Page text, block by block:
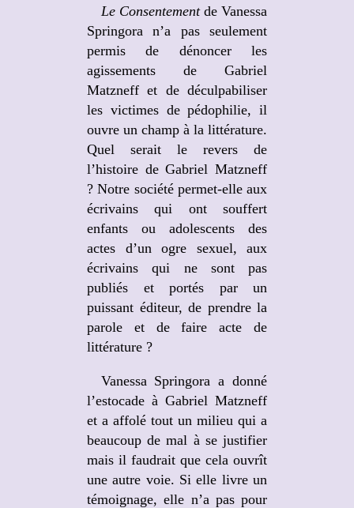
Le Consentementde Vanessa
Springora n’a pas seulement
permis de dénoncer les
agissements de Gabriel
Matzneff et de déculpabiliser
les victimes de pédophilie, il
ouvre un champ à la littérature.
Quel serait le revers de
l’histoire de Gabriel Matzneff
? Notre société permet-elle aux
écrivains qui ont souffert
enfants ou adolescents des
actes d’un ogre sexuel, aux
écrivains qui ne sont pas
publiés et portés par un
puissant éditeur, de prendre la
parole et de faire acte de
littérature ?
Vanessa Springora a donné
l’estocade à Gabriel Matzneff
et a affolé tout un milieu qui a
beaucoup de mal à se justifier
mais il faudrait que cela ouvrît
une autre voie. Si elle livre un
témoignage, elle n’a pas pour